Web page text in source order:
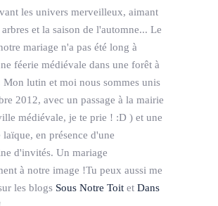
les univers merveilleux, aimant
et la saison de l'automne... Le
mariage n'a pas été long à
féerie médiévale dans une forêt à
Mon lutin et moi nous sommes unis
2012, avec un passage à la mairie
médiévale, je te prie ! :D ) et une
laïque, en présence d'une
d'invités. Un mariage
à notre image !Tu peux aussi me
les blogs Sous Notre Toit et Dans